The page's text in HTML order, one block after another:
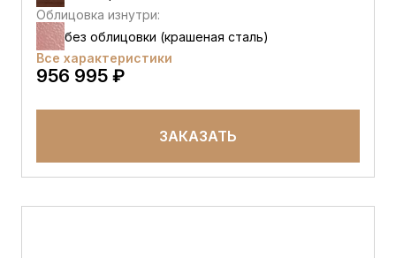
Облицовка изнутри:
без облицовки (крашеная сталь)
Все характеристики
956 995 ₽
ЗАКАЗАТЬ